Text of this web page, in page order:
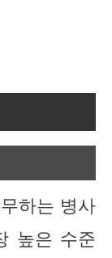
하는 병사
높은 수준